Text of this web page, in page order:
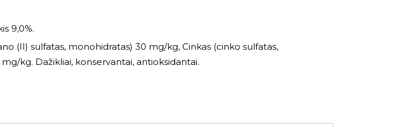
9,0%.
(II) sulfatas, monohidratas) 30 mg/kg, Cinkas (cinko sulfatas,
kg. Dažikliai, konservantai, antioksidantai.